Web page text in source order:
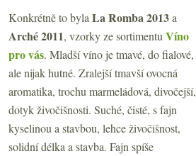
Konkrétně to byla La Romba 2013a
Arché 2011, vzorky ze sortimentu Víno
pro vás. Mladší víno je tmavé, do fialové,
ale nijak hutné. Zralejší tmavší ovocná
aromatika, trochu marmeládová, divočejší,
dotyk živočišnosti. Suché, čisté, s fajn
kyselinou a stavbou, lehce živočišnost,
solidní délka a stavba. Fajn spíše